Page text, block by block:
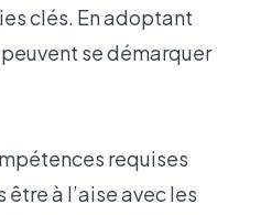
clés. En adoptant
se démarquer
requises
à l’aise avec les